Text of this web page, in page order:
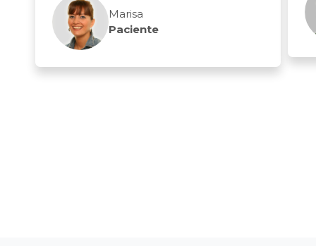
Marisa
Paciente